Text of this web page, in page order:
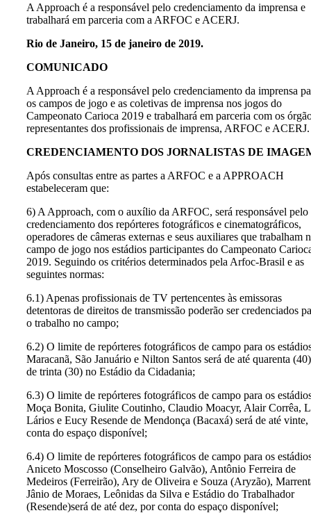
A Approach é a responsável pelo credenciamento da imprensa e
trabalhará em parceria com a ARFOC e ACERJ.
Rio de Janeiro, 15 de janeiro de 2019.
COMUNICADO
A Approach é a responsável pelo credenciamento da imprensa
os campos de jogo e as coletivas de imprensa nos jogos do
Campeonato Carioca 2019 e trabalhará em parceria com os
representantes dos profissionais de imprensa, ARFOC e ACERJ.
CREDENCIAMENTO DOS JORNALISTAS DE
Após consultas entre as partes a ARFOC e a APPROACH
estabeleceram que:
6) A Approach, com o auxílio da ARFOC, será responsável pelo
credenciamento dos repórteres fotográficos e cinematográficos,
operadores de câmeras externas e seus auxiliares que trabalham
campo de jogo nos estádios participantes do Campeonato
2019. Seguindo os critérios determinados pela Arfoc-Brasil e as
seguintes normas:
6.1) Apenas profissionais de TV pertencentes às emissoras
detentoras de direitos de transmissão poderão ser credenciados
o trabalho no campo;
6.2) O limite de repórteres fotográficos de campo para os
Maracanã, São Januário e Nilton Santos será de até quarenta
de trinta (30) no Estádio da Cidadania;
6.3) O limite de repórteres fotográficos de campo para os
Moça Bonita, Giulite Coutinho, Claudio Moacyr, Alair Corrêa,
Lários e Eucy Resende de Mendonça (Bacaxá) será de até vinte,
conta do espaço disponível;
6.4) O limite de repórteres fotográficos de campo para os
Aniceto Moscosso (Conselheiro Galvão), Antônio Ferreira de
Medeiros (Ferreirão), Ary de Oliveira e Souza (Aryzão),
Jânio de Moraes, Leônidas da Silva e Estádio do Trabalhador
(Resende)será de até dez, por conta do espaço disponível;